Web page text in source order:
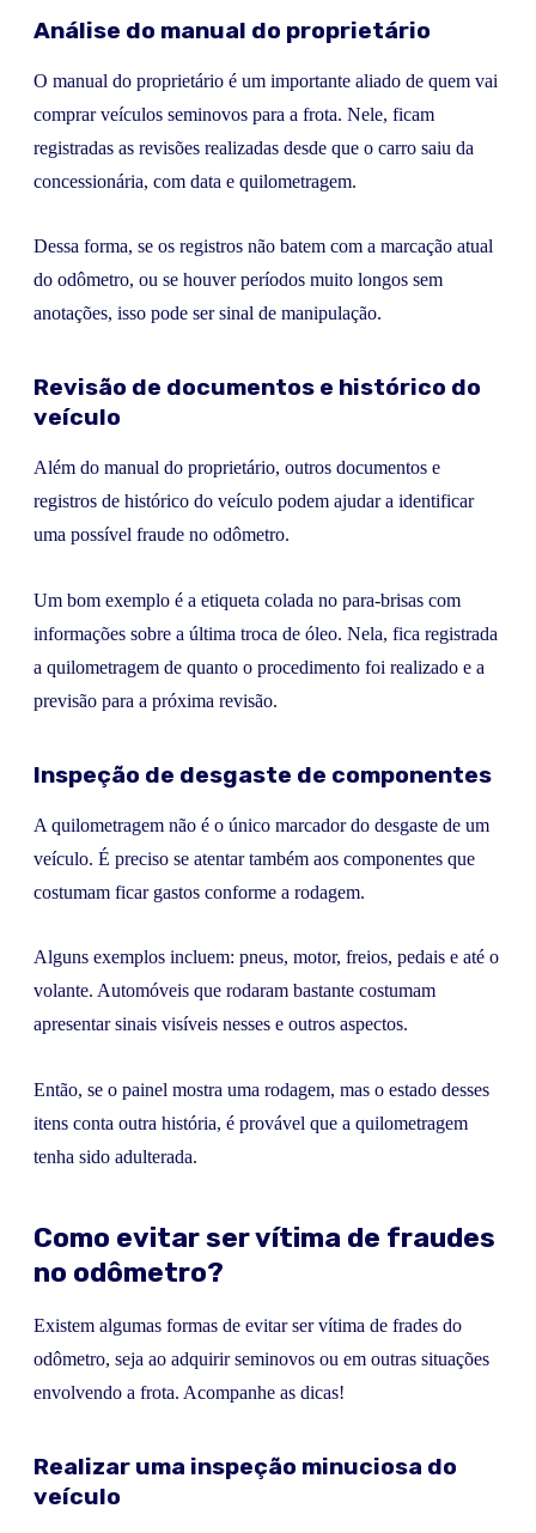
Análise do manual do proprietário
O manual do proprietário é um importante aliado de quem vai
comprar veículos seminovos para a frota. Nele, ficam
registradas as revisões realizadas desde que o carro saiu da
concessionária, com data e quilometragem.
Dessa forma, se os registros não batem com a marcação atual
do odômetro, ou se houver períodos muito longos sem
anotações, isso pode ser sinal de manipulação.
Revisão de documentos e histórico do
veículo
Além do manual do proprietário, outros documentos e
registros de histórico do veículo podem ajudar a identificar
uma possível fraude no odômetro.
Um bom exemplo é a etiqueta colada no para-brisas com
informações sobre a última troca de óleo. Nela, fica registrada
a quilometragem de quanto o procedimento foi realizado e a
previsão para a próxima revisão.
Inspeção de desgaste de componentes
A quilometragem não é o único marcador do desgaste de um
veículo. É preciso se atentar também aos componentes que
costumam ficar gastos conforme a rodagem.
Alguns exemplos incluem: pneus, motor, freios, pedais e até o
volante. Automóveis que rodaram bastante costumam
apresentar sinais visíveis nesses e outros aspectos.
Então, se o painel mostra uma rodagem, mas o estado desses
itens conta outra história, é provável que a quilometragem
tenha sido adulterada.
Como evitar ser vítima de fraudes
no odômetro?
Existem algumas formas de evitar ser vítima de frades do
odômetro, seja ao adquirir seminovos ou em outras situações
envolvendo a frota. Acompanhe as dicas!
Realizar uma inspeção minuciosa do
veículo